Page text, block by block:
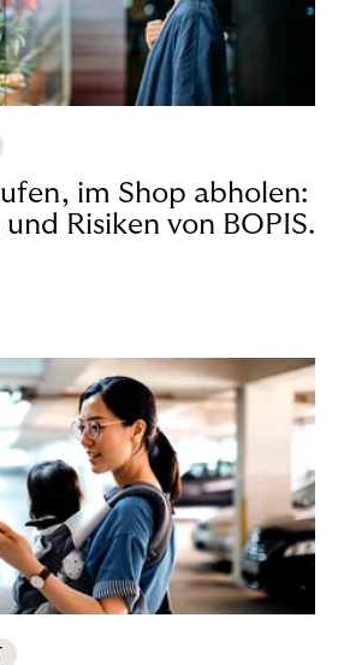
im Shop abholen:
Risiken von BOPIS.